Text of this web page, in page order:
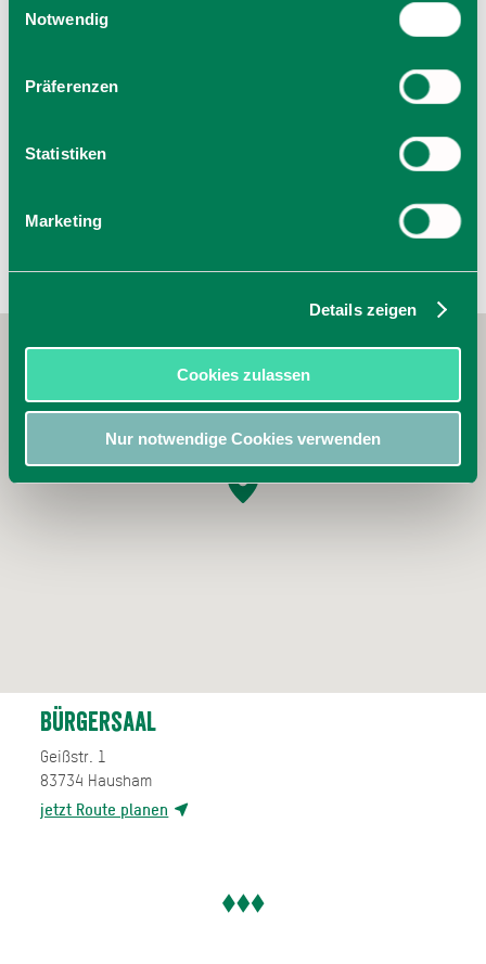
Cookies, wenn Sie unsere Webseite weiterhin nutzen.
Notwendig
Präferenzen
Statistiken
Marketing
Details zeigen
Cookies zulassen
Nur notwendige Cookies verwenden
Büchereiteam
Tel.: 08026/925140
Bürgersaal
Geißstr. 1
83734 Hausham
jetzt Route planen